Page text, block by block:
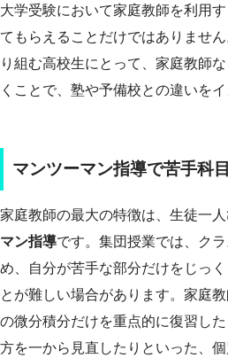
大学受験において家庭教師を利用
てもらえることだけではありませ
り組む高校生にとって、家庭教師
くことで、塾や予備校との違いを
マンツーマン指導で苦手科
家庭教師の最大の特徴は、生徒一
マン指導です。集団授業では、ク
め、自分が苦手な部分だけをじっ
とが難しい場合があります。家庭
の微分積分だけを重点的に復習し
方を一から見直したりといった、